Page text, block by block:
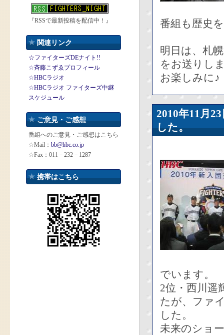
『RSSで最新投稿を配信中！』
関連リンク
☆ファイターズDEナイト!!
☆斉藤こずゑプロフィール
☆HBCラジオ
☆HBCラジオ ファイターズ中継
スケジュール
ご意見・ご感想
番組へのご意見・ご感想はこちら
☆Mail： bb@hbc.co.jp
☆Fax：011－232－1287
携帯はこちら
番組も歴史
明日は、札
をお送りし
お楽しみに♪
2010年11
した。
でいます。
2位・西川遥
たが、ファ
した。
未来のショ